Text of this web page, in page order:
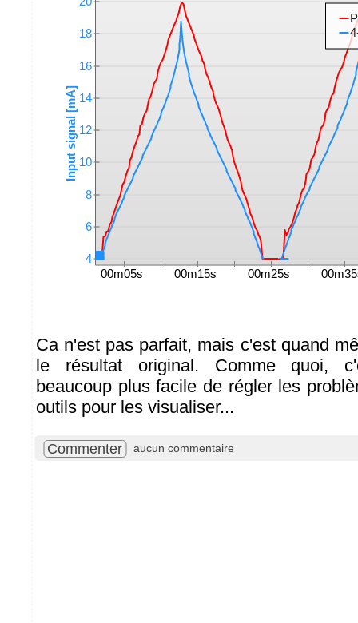
Ca n'est pas parfait, mais c'est quand
le résultat original. Comme quoi,
beaucoup plus facile de régler les
outils pour les visualiser...
Commenter aucun commentaire